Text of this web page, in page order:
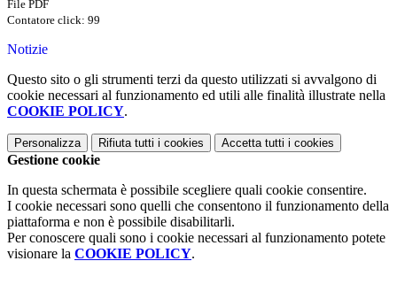
File PDF
Contatore click: 99
Notizie
Questo sito o gli strumenti terzi da questo utilizzati si avvalgono di
cookie necessari al funzionamento ed utili alle finalità illustrate nella
COOKIE POLICY.
Personalizza Rifiuta tutti i cookies Accetta tutti i cookies
Gestione cookie
In questa schermata è possibile scegliere quali cookie consentire.
I cookie necessari sono quelli che consentono il funzionamento della
piattaforma e non è possibile disabilitarli.
Per conoscere quali sono i cookie necessari al funzionamento potete
visionare la COOKIE POLICY.